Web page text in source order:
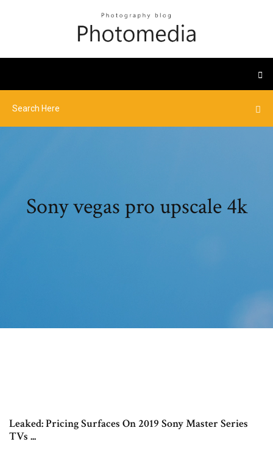
Sony vegas pro upscale 4k
Leaked: Pricing Surfaces On 2019 Sony Master Series
TVs ...